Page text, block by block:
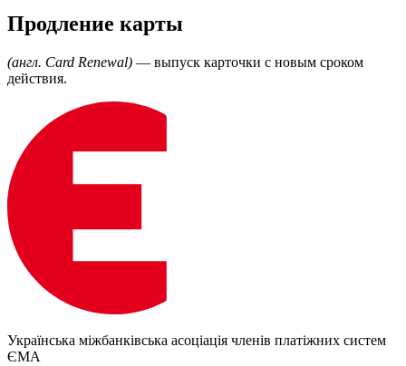
Продление карты
(англ. Card Renewal) — выпуск карточки с новым сроком
действия.
Українська міжбанківська асоціація членів платіжних систем
ЄМА